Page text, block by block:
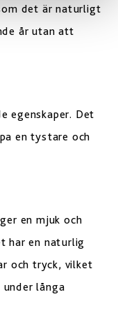
det är naturligt
år utan att
egenskaper. Det
en tystare och
en mjuk och
har en naturlig
och tryck, vilket
långa